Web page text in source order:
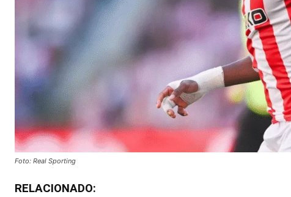
Foto: Real Sporting
RELACIONADO: